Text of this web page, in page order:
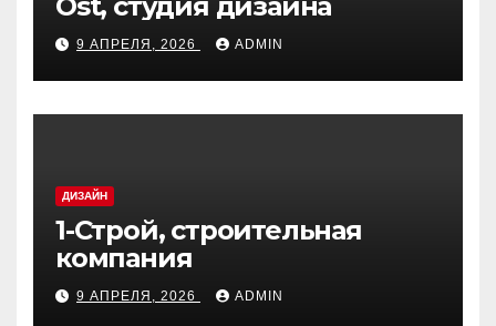
9 АПРЕЛЯ, 2026 ADMIN
ДИЗАЙН
1-Строй, строительная
компания
9 АПРЕЛЯ, 2026 ADMIN